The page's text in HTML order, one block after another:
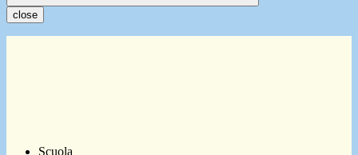
close
Scuola